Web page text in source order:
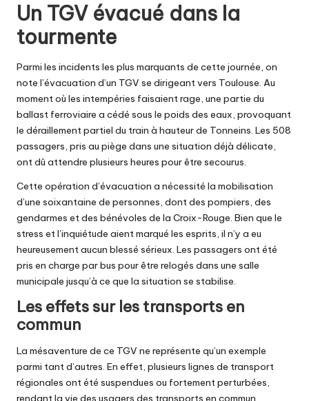
Un TGV évacué dans la
tourmente
Parmi les incidents les plus marquants de cette journée, on
note l’évacuation d’un TGV se dirigeant vers Toulouse. Au
moment où les intempéries faisaient rage, une partie du
ballast ferroviaire a cédé sous le poids des eaux, provoquant
le déraillement partiel du train à hauteur de Tonneins. Les 508
passagers, pris au piège dans une situation déjà délicate,
ont dû attendre plusieurs heures pour être secourus.
Cette opération d’évacuation a nécessité la mobilisation
d’une soixantaine de personnes, dont des pompiers, des
gendarmes et des bénévoles de la Croix-Rouge. Bien que le
stress et l’inquiétude aient marqué les esprits, il n’y a eu
heureusement aucun blessé sérieux. Les passagers ont été
pris en charge par bus pour être relogés dans une salle
municipale jusqu’à ce que la situation se stabilise.
Les effets sur les transports en
commun
La mésaventure de ce TGV ne représente qu’un exemple
parmi tant d’autres. En effet, plusieurs lignes de transport
régionales ont été suspendues ou fortement perturbées,
rendant la vie des usagers des transports en commun